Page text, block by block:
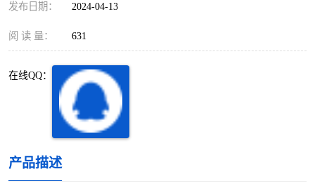
发布日期： 2024-04-13
阅 读 量： 631
在线QQ：
产品描述
深圳超级总部基地 后海
龙岗区